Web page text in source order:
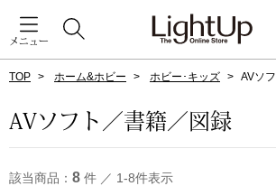
メニュー
すべて見る
TOP ホーム&ホビー ホビー･キッズ AVソ
AVソフト／書籍／図録
該当商品： 8 件 ／ 1-8件表示